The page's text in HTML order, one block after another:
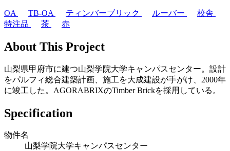
OA TB-OA ティンバーブリック ルーバー
校舎
特注品
茶 赤
About This Project
山梨県甲府市に建つ山梨学院大学キャンパスセンター。設計
をパルフィ総合建築計画、施工を大成建設が手がけ、2000年
に竣工した。AGORABRIXのTimber Brickを採用している。
Specification
物件名
山梨学院大学キャンパスセンター